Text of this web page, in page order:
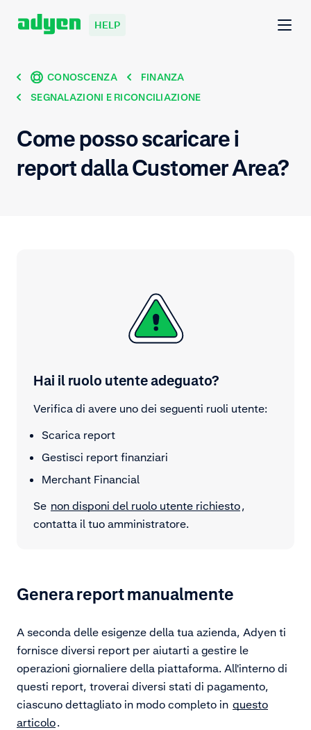
HELP
CONOSCENZA
FINANZA
SEGNALAZIONI E RICONCILIAZIONE
Come posso scaricare i
report dalla Customer Area?
Hai il ruolo utente adeguato?
Verifica di avere uno dei seguenti ruoli utente:
Scarica report
Gestisci report finanziari
Merchant Financial
Se non disponi del ruolo utente richiesto,
contatta il tuo amministratore.
Genera report manualmente
A seconda delle esigenze della tua azienda, Adyen ti
fornisce diversi report per aiutarti a gestire le
operazioni giornaliere della piattaforma. All'interno di
questi report, troverai diversi stati di pagamento,
ciascuno dettagliato in modo completo in questo
articolo.